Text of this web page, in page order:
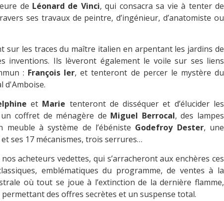
de Léonard de Vinci, qui consacra sa vie à tenter de
ses travaux de peintre, d’ingénieur, d’anatomiste ou
sur les traces du maître italien en arpentant les jardins de
inventions. Ils lèveront également le voile sur ses liens
: François Ier, et tenteront de percer le mystère du
d'Amboise.
et Marie tenteront de disséquer et d’élucider les
coffret de ménagère de Miguel Berrocal, des lampes
meuble à système de l’ébéniste Godefroy Dester, une
ses 17 mécanismes, trois serrures…
acheteurs vedettes, qui s’arracheront aux enchères ces
emblématiques du programme, de ventes à la
où tout se joue à l’extinction de la dernière flamme,
des offres secrètes et un suspense total.